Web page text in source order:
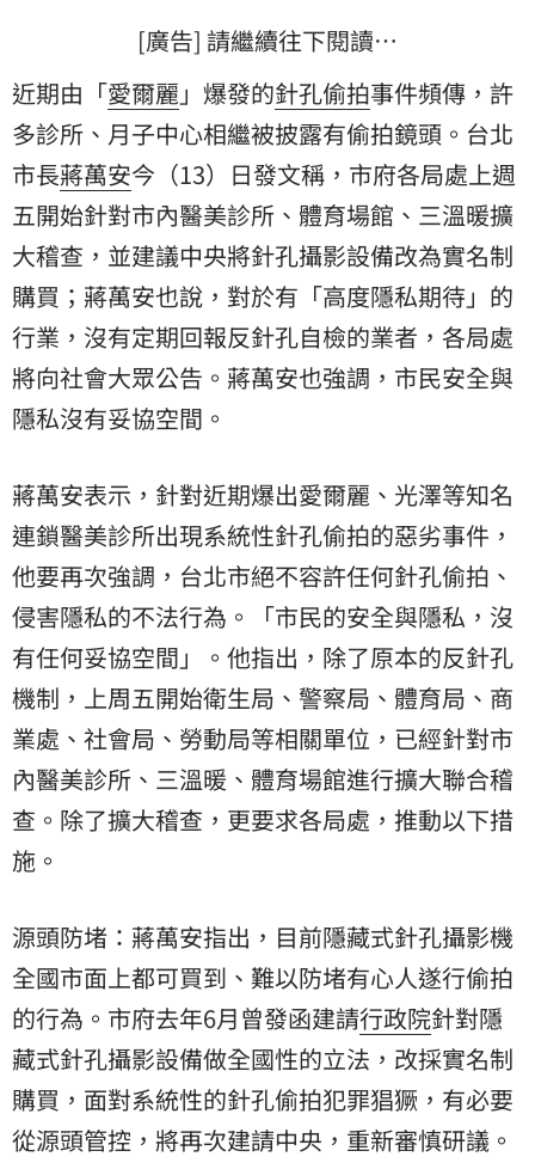
[廣告] 請繼續往下閱讀…
近期由「愛爾麗 」爆發的針孔偷拍事件頻傳，許
多診所、月子中心相繼被披露有偷拍鏡頭。台北
市長蔣萬安今（13）日發文稱，市府各局處上週
五開始針對市內醫美診所、體育場館、三溫暖擴
大稽查，並建議中央將針孔攝影設備改為實名制
購買；蔣萬安也說，對於有「高度隱私期待」的
行業，沒有定期回報反針孔自檢的業者，各局處
將向社會大眾公告。蔣萬安也強調，市民安全與
隱私沒有妥協空間。
蔣萬安表示，針對近期爆出愛爾麗、光澤等知名
連鎖醫美診所出現系統性針孔偷拍的惡劣事件，
他要再次強調，台北市絕不容許任何針孔偷拍、
侵害隱私的不法行為。「市民的安全與隱私，沒
有任何妥協空間」。他指出，除了原本的反針孔
機制，上周五開始衛生局、警察局、體育局、商
業處、社會局、勞動局等相關單位，已經針對市
內醫美診所、三溫暖、體育場館進行擴大聯合稽
查。除了擴大稽查，更要求各局處，推動以下措
施。
源頭防堵：蔣萬安指出，目前隱藏式針孔攝影機
全國市面上都可買到、難以防堵有心人遂行偷拍
的行為。市府去年6月曾發函建請行政院針對隱
藏式針孔攝影設備做全國性的立法，改採實名制
購買，面對系統性的針孔偷拍犯罪猖獗，有必要
從源頭管控，將再次建請中央，重新審慎研議。